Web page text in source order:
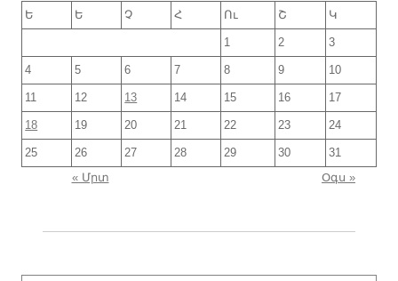
Ե
Ե Չ Հ Ու Շ Կ
1 2 3
4 5 6 7 8 9 10
11 12 13 14 15 16 17
18 19 20 21 22 23 24
25 26 27 28 29 30
31
« Մրտ
Օգս »